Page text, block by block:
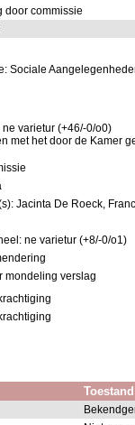
door commissie
Sociale
varietur (+46/-0/o0)
met het door de Kamer
Jacinta De Roeck,
ne varietur (+8/-0/o1)
mondeling verslag
Toestand